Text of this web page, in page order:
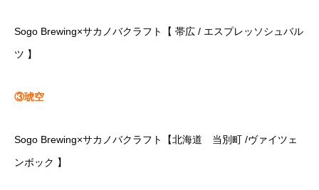
Sogo Brewing×サカノバクラフト【 帯広 / エスプレッソシュバル
ツ 】
③琥空
Sogo Brewing×サカノバクラフト【北海道 当別町 /ヴァイツェ
ンボック 】